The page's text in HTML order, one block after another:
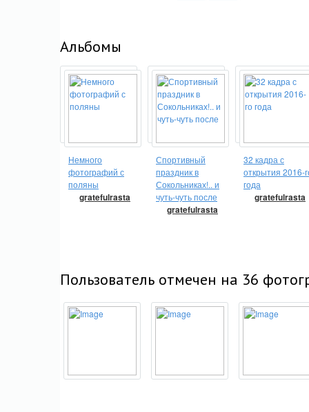
Альбомы
Немного
фотографий с
поляны
gratefulrasta
Спортивный
праздник в
Сокольниках!.. и
чуть-чуть после
gratefulrasta
32 кадра с
открытия 2016-
года
gratefulrasta
Пользователь отмечен на 36